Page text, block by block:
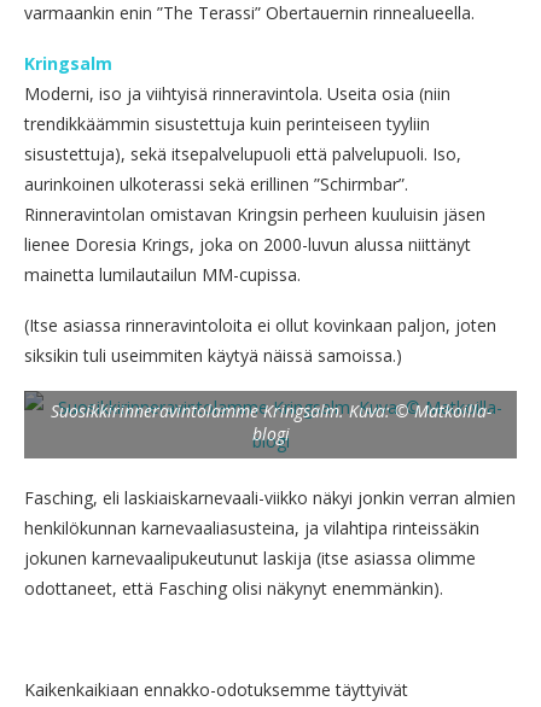
varmaankin enin ”The Terassi” Obertauernin rinnealueella.
Kringsalm
Moderni, iso ja viihtyisä rinneravintola. Useita osia (niin
trendikkäämmin sisustettuja kuin perinteiseen tyyliin
sisustettuja), sekä itsepalvelupuoli että palvelupuoli. Iso,
aurinkoinen ulkoterassi sekä erillinen ”Schirmbar”.
Rinneravintolan omistavan Kringsin perheen kuuluisin jäsen
lienee Doresia Krings, joka on 2000-luvun alussa niittänyt
mainetta lumilautailun MM-cupissa.
(Itse asiassa rinneravintoloita ei ollut kovinkaan paljon, joten
siksikin tuli useimmiten käytyä näissä samoissa.)
Suosikkirinneravintolamme Kringsalm. Kuva: © Matkoilla-
blogi
Fasching, eli laskiaiskarnevaali-viikko näkyi jonkin verran almien
henkilökunnan karnevaaliasusteina, ja vilahtipa rinteissäkin
jokunen karnevaalipukeutunut laskija (itse asiassa olimme
odottaneet, että Fasching olisi näkynyt enemmänkin).
Kaikenkaikiaan ennakko-odotuksemme täyttyivät